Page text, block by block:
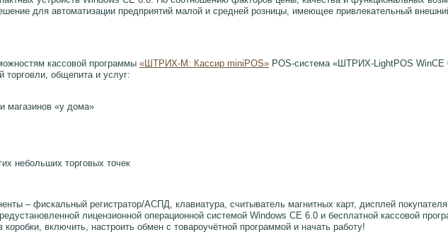
для автоматизации предприятий малой и средней розницы, имеющее привлекательный
кассовой программы «ШТРИХ-М: Кассир miniPOS» POS-система «ШТРИХ-LightPOS WinCE
торговли, общепита и услуг:
магазинов «у дома»
небольших торговых точек
– фискальный регистратор/АСПД, клавиатура, считыватель магнитных карт, дисплей
лицензионной операционной системой Windows CE 6.0 и бесплатной кассовой
включить, настроить обмен с товароучётной программой и начать работу!